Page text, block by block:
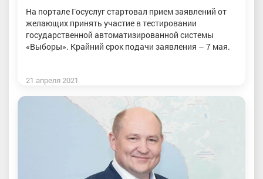
На портале Госуслуг стартовал прием заявлений от
желающих принять участие в тестировании
государственной автоматизированной системы
«Выборы». Крайний срок подачи заявления – 7 мая.
21 апреля 2021